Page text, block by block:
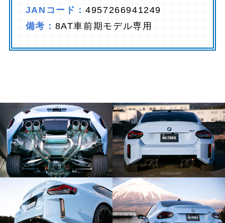
JANコード：4957266941249
備考： 8AT車前期モデル専用